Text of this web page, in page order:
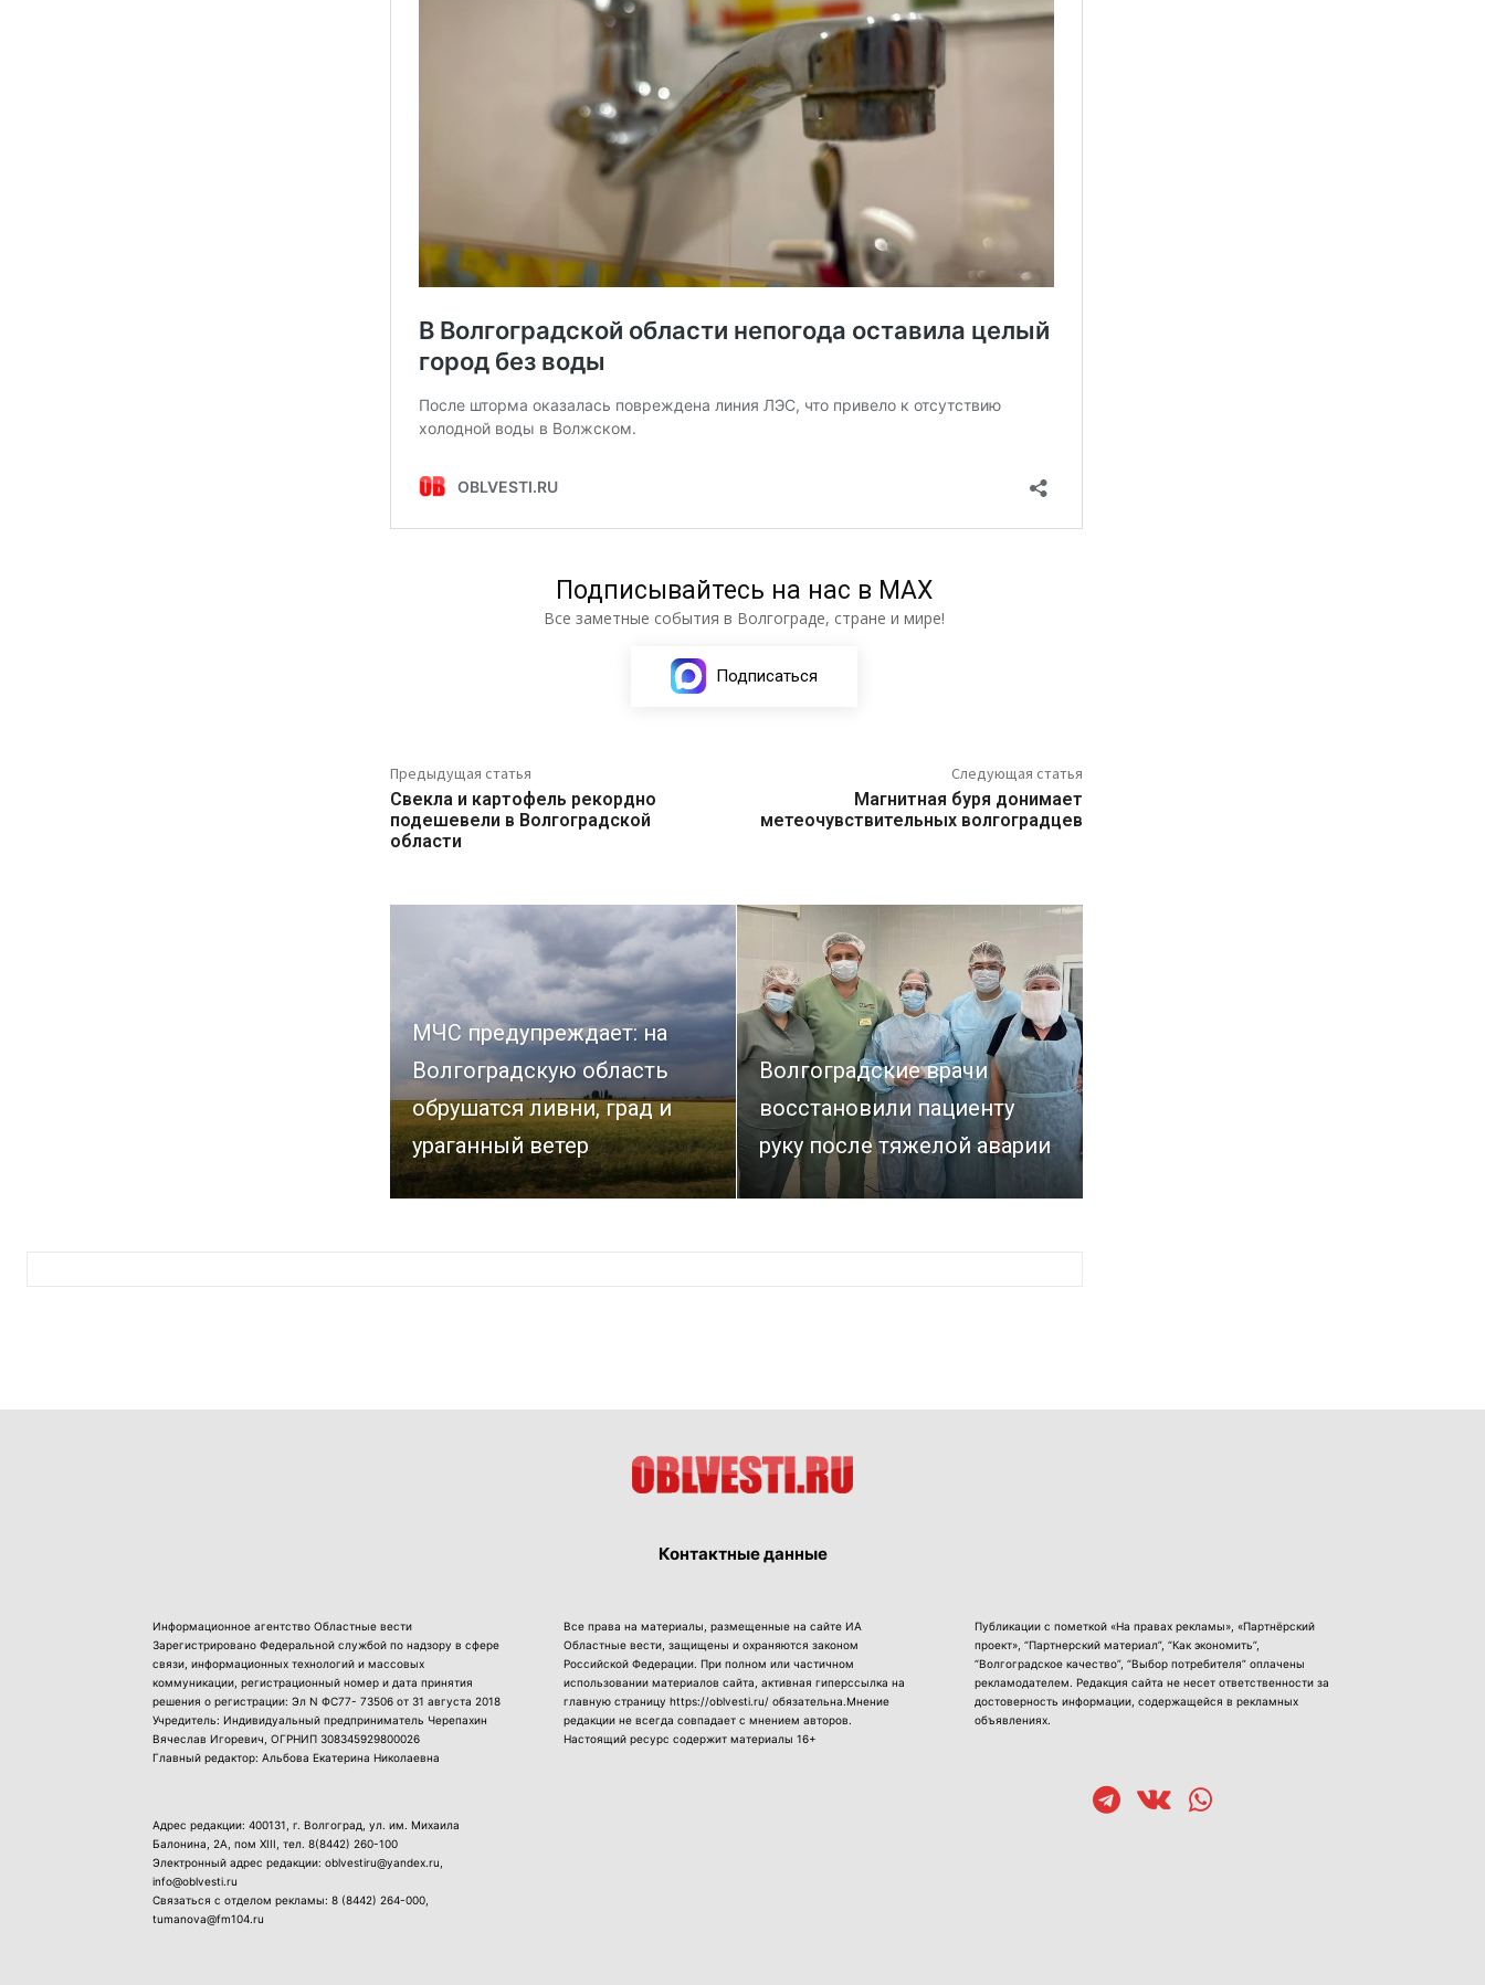
Подписывайтесь на нас в МАХ
Все заметные события в Волгограде, стране и мире!
Подписаться
Предыдущая статья
Свекла и картофель рекордно
подешевели в Волгоградской
области
Следующая статья
Магнитная буря донимает
метеочувствительных волгоградцев
МЧС предупреждает: на
Волгоградскую область
обрушатся ливни, град и
ураганный ветер
Волгоградские врачи
восстановили пациенту
руку после тяжелой аварии
Контактные данные
Информационное агентство Областные вести
Зарегистрировано Федеральной службой по надзору в сфере
связи, информационных технологий и массовых
коммуникации, регистрационный номер и дата принятия
решения о регистрации: Эл N ФС77- 73506 от 31 августа 2018
Учредитель: Индивидуальный предприниматель Черепахин
Вячеслав Игоревич, ОГРНИП 308345929800026
Главный редактор: Альбова Екатерина Николаевна
Адрес редакции: 400131, г. Волгоград, ул. им. Михаила
Балонина, 2А, пом XIII, тел. 8(8442) 260-100
Электронный адрес редакции: oblvestiru@yandex.ru,
info@oblvesti.ru
Связаться с отделом рекламы: 8 (8442) 264-000
tumanova@fm104.ru
Все права на материалы, размещенные на сайте ИА
Областные вести, защищены и охраняются законом
Российской Федерации. При полном или частичном
использовании материалов сайта, активная гиперссылка на
главную страницу https://oblvesti.ru/ обязательна.Мнение
редакции не всегда совпадает с мнением авторов.
Настоящий ресурс содержит материалы 16+
Публикации с пометкой «На правах рекламы», «Партнёрский
проект», “Партнерский материал”, “Как экономить”,
“Волгоградское качество”, “Выбор потребителя” оплачены
рекламодателем. Редакция сайта не несет ответственности за
достоверность информации, содержащейся в рекламных
объявлениях.